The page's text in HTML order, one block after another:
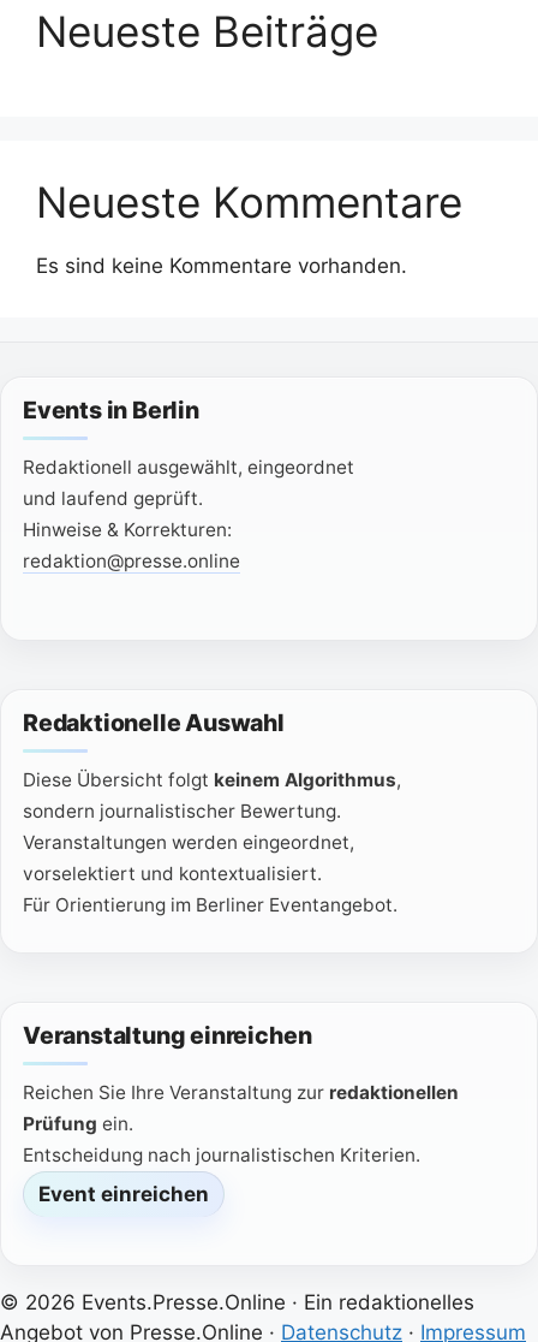
Neueste Beiträge
Neueste Kommentare
Es sind keine Kommentare vorhanden.
Events in Berlin
Redaktionell ausgewählt, eingeordnet
und laufend geprüft.
Hinweise & Korrekturen:
redaktion@presse.online
Redaktionelle Auswahl
Diese Übersicht folgt keinem Algorithmus,
sondern journalistischer Bewertung.
Veranstaltungen werden eingeordnet,
vorselektiert und kontextualisiert.
Für Orientierung im Berliner Eventangebot.
Veranstaltung einreichen
Reichen Sie Ihre Veranstaltung zur redaktionellen
Prüfung ein.
Entscheidung nach journalistischen Kriterien.
Event einreichen
© 2026 Events.Presse.Online · Ein redaktionelles
Angebot von Presse.Online · Datenschutz · Impressum